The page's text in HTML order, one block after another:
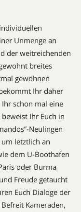
Unmenge an
der weitreichenden
breites
gewöhnen
Ihr daher
schon mal eine
Ihr Euch in
Neulin­gen
letztlich an
dem U-Boothafen
oder Burma
Freude getaucht
Euch Dialoge der
Kameraden,